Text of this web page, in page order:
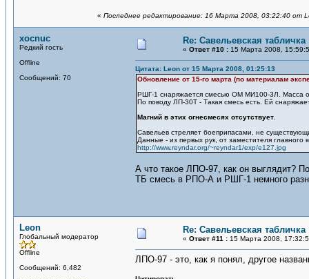
« Последнее редактирование: 16 Марта 2008, 03:22:40 от
xocnuc
Редкий гость
Offline
Сообщений: 70
Re: Савельевская табличка
« Ответ #10 : 15 Марта 2008,
Цитата: Leon от 15 Марта 2008, 01:25:13
Обновление от 15-го марта (по материалам
РШГ-1 снаряжается смесью ОМ МИ100-3Л. Масса
По поводу ЛП-30Т - Такая смесь есть. Ей
Магний в этих огнесмесях отсутствует
Савельев стреляет боеприпасами, не
Данные - из первых рук, от заместителя главного
http://www.reyndar.org/~reyndar1/exp/e127.jpg
А что такое ЛПО-97, как он выглядит?
ТБ смесь в РПО-А и РШГ-1 немного
Leon
Глобальный модератор
Offline
Сообщений: 6,482
Re: Савельевская табличка
« Ответ #11 : 15 Марта 2008,
ЛПО-97 - это, как я понял, другое